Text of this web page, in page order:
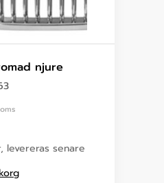
njure
levereras senare